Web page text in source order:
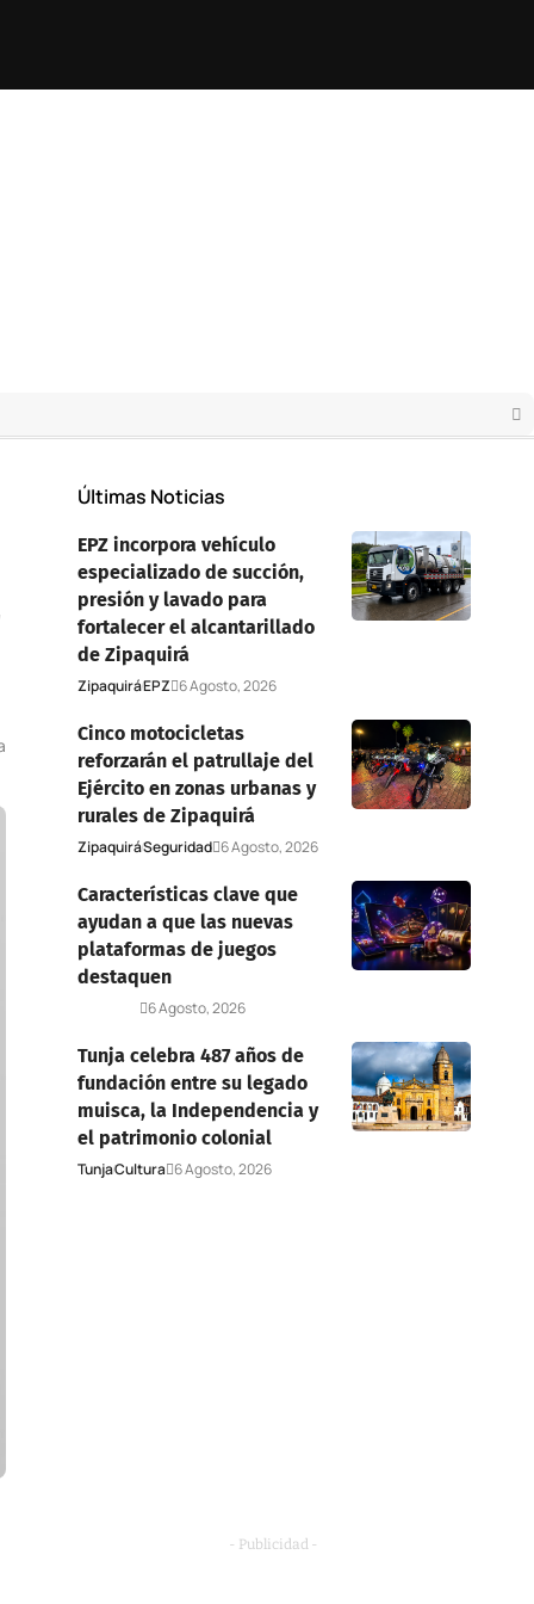
Últimas Noticias
EPZ incorpora vehículo
especializado de succión,
presión y lavado para
fortalecer el alcantarillado
de Zipaquirá
ZipaquiráEPZ 6 Agosto, 2026
Cinco motocicletas
reforzarán el patrullaje del
Ejército en zonas urbanas y
rurales de Zipaquirá
ZipaquiráSeguridad 6 Agosto, 2026
Características clave que
ayudan a que las nuevas
plataformas de juegos
destaquen
6 Agosto, 2026
Tunja celebra 487 años de
fundación entre su legado
muisca, la Independencia y
el patrimonio colonial
TunjaCultura 6 Agosto, 2026
- Publicidad -